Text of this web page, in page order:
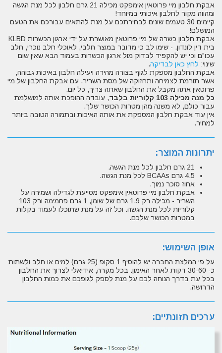
אבקת חלבון מיי פרוטאין אימפקט מכילה 21 גרם חלבון לכל מנת הגשה
ומהווה מקור לחלבון איכותי במיוחד!
קיימים 30 טעמים שונים לבחירתכם על מנת להתאים עבורכם את הטעם
המושלם!
אבקת חלבון כשרה של מיי פרוטאין מאושרת על ידי ארגון הכשרות KLBD
בית דין לונדון. - שימו לב כי מדובר במוצר חלבי, לאוכלי חלב נוכרי, חלב
עכו"ם וכי יש להקפיד לבדוק מול ארגון הכשרות בעמוד הבא שאין שום
שינוי: לחץ כאן לבדיקה.
אבקת החלבון מספקת לגוף בצורה מהירה ויעילה חלבון באיכות גבוהה,
אשר תורמת לצמיחה ותחזוקה של מסת השריר. עם אבקת החלבון של מיי
פרוטאין אתה מקבל את החלבון שאתה צריך, כל יום.
כל מנה מכילה 103 קלוריות בלבד
, עובדה ההופכת אותה למושלמת
עבור כולם, לא משנה מהן מטרות הכושר שלך.
אין עוד אבקת חלבון המספקת את אותה האיכות ובתמורה הטובה ביותר
למחיר.
יתרונות המוצר:
21 גרם חלבון לכל מנת הגשה.
4.5 גרם BCAAs לכל מנת הגשה.
אחוז סוכר נמוך.
אבקת חלבון מיי פרוטאין אימפקט מסייעת לגדילה ושמירה על
השריר - מכילה רק 1.9 גרם של שומן, 1 גרם פחמימה ורק 103
קלוריות לכל מנת הגשה. וכל זה על מנת שתוכלו לעמוד בקלות
במטרות הכושר שלכם.
אופן השימוש:
על פי המלצת החברה יש להוסיף 1 סקופ (25 גרם) למים או חלב ולשתות
כ- 30-60 דקות לאחר האימון. בכל מקרה, אידיאלי לצרוך את החלבון
בכל עת בדרך הנוחה לכם על מנת לספק לגופכם את כמות החלבון
הדרושה.
ערכים תזונתיים: